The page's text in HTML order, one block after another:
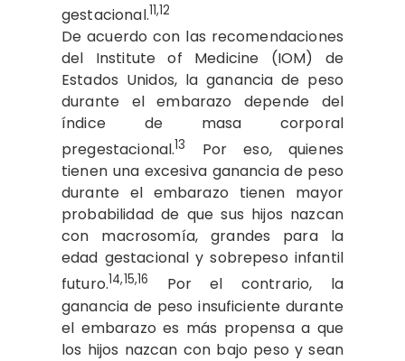
gestacional.11,12
De acuerdo con las recomendaciones
del Institute of Medicine (IOM) de
Estados Unidos, la ganancia de peso
durante el embarazo depende del
índice de masa corporal
pregestacional.13
Por eso, quienes
tienen una excesiva ganancia de peso
durante el embarazo tienen mayor
probabilidad de que sus hijos nazcan
con macrosomía, grandes para la
edad gestacional y sobrepeso infantil
futuro.14,15,16
Por el contrario, la
ganancia de peso insuficiente durante
el embarazo es más propensa a que
los hijos nazcan con bajo peso y sean